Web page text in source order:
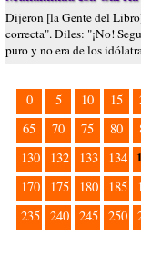
Dijeron [la Gente del
correcta". Diles: "¡No!
puro y no era de los
0 5 10 15
65
70 75 80
130
132 133 134
170
175 180 185
235 240 245 250